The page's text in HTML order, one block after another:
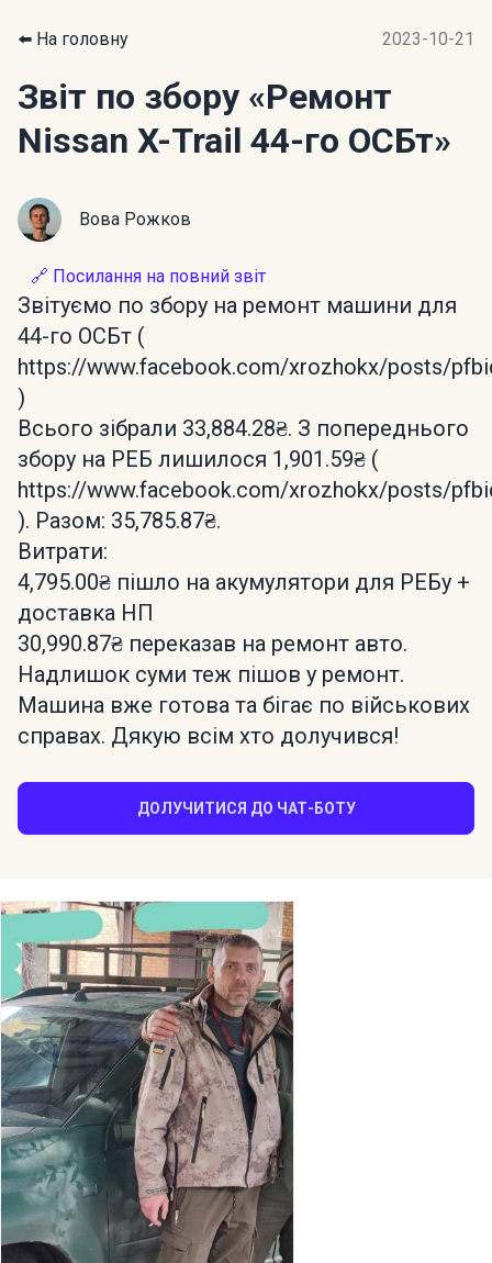
⬅️ На головну 2023-10-21
Звіт по збору «Ремонт
Nissan X-Trail 44-го ОСБт»
Вова Рожков
🔗 Посилання на повний звіт
Звітуємо по збору на ремонт машини для
44-го ОСБт (
https://www.facebook.com/xrozhokx/posts/
)
Всього зібрали 33,884.28₴. З попереднього
збору на РЕБ лишилося 1,901.59₴ (
https://www.facebook.com/xrozhokx/posts/
). Разом: 35,785.87₴.
Витрати:
4,795.00₴ пішло на акумулятори для РЕБу +
доставка НП
30,990.87₴ переказав на ремонт авто.
Надлишок суми теж пішов у ремонт.
Машина вже готова та бігає по військових
справах. Дякую всім хто долучився!
ДОЛУЧИТИСЯ ДО ЧАТ-БОТУ